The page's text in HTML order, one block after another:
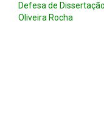
Defesa de
Oliveira Rocha